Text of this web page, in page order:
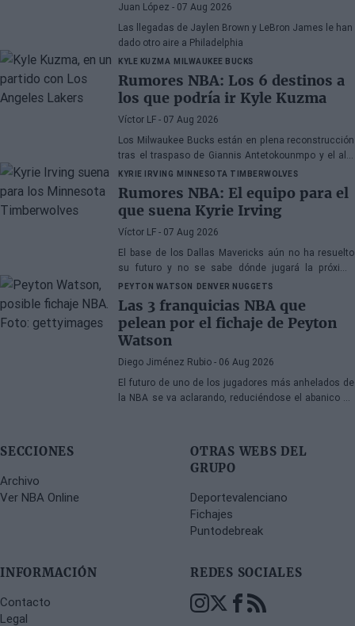
Juan López - 07 Aug 2026
Las llegadas de Jaylen Brown y LeBron James le han
dado otro aire a Philadelphia
KYLE KUZMA MILWAUKEE BUCKS
Rumores NBA: Los 6 destinos a
los que podría ir Kyle Kuzma
Víctor LF - 07 Aug 2026
Los Milwaukee Bucks están en plena reconstrucción
tras el traspaso de Giannis Antetokounmpo y el ala-
pívot podría ser el siguiente
KYRIE IRVING MINNESOTA TIMBERWOLVES
Rumores NBA: El equipo para el
que suena Kyrie Irving
Víctor LF - 07 Aug 2026
El base de los Dallas Mavericks aún no ha resuelto
su futuro y no se sabe dónde jugará la próxima
temporada
PEYTON WATSON DENVER NUGGETS
Las 3 franquicias NBA que
pelean por el fichaje de Peyton
Watson
Diego Jiménez Rubio - 06 Aug 2026
El futuro de uno de los jugadores más anhelados de
la NBA se va aclarando, reduciéndose el abanico de
SECCIONES
Archivo
Ver NBA Online
OTRAS WEBS DEL
GRUPO
Deportevalenciano
Fichajes
Puntodebreak
INFORMACIÓN
Contacto
Legal
REDES SOCIALES